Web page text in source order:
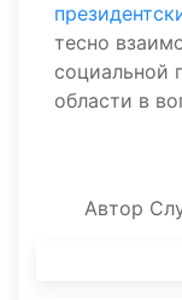
тесно
социальной
области в
Автор